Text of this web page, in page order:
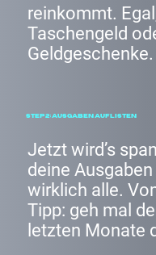
reinkommt.
Taschengeld
Geldgeschenke.
Step 2: Ausgaben auflisten
Jetzt wird’s
deine
wirklich alle.
Tipp: geh mal
letzten Monate